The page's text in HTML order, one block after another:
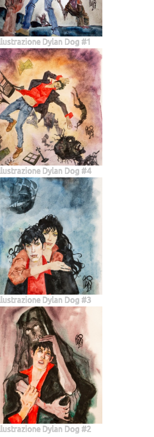
Illustrazione Dylan Dog #1
Illustrazione Dylan Dog #4
Illustrazione Dylan Dog #3
Illustrazione Dylan Dog #2